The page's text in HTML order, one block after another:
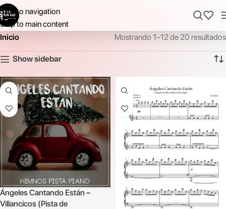
Skip to navigation
Skip to main content
Inicio
Mostrando 1–12 de 20 resultados
Show sidebar
Ángeles Cantando Están –
Villancicos (Pista de